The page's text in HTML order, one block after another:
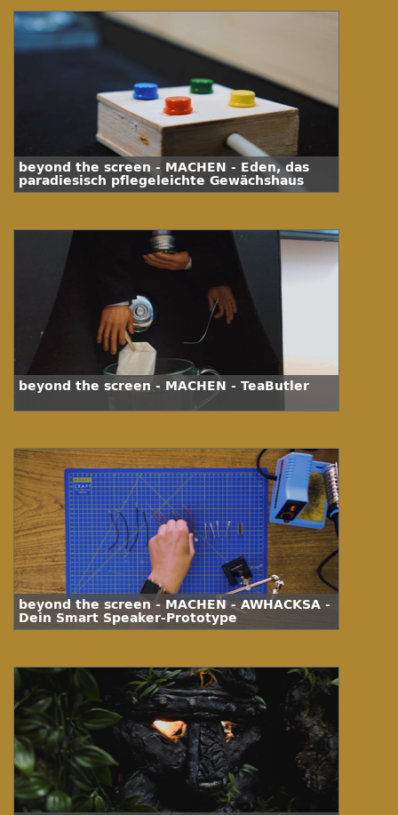
beyond the screen - MACHEN - Eden, das
paradiesisch pflegeleichte Gewächshaus
beyond the screen - MACHEN - TeaButler
beyond the screen - MACHEN - AWHACKSA -
Dein Smart Speaker-Prototype